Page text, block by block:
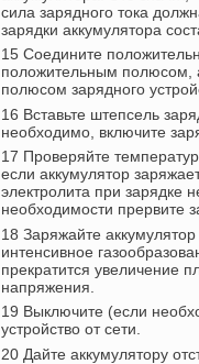
сила зарядного тока
зарядки аккумулятора
15 Соедините
положительным полюсом,
полюсом зарядного
16 Вставьте штепсель
необходимо, включите
17 Проверяйте
если аккумулятор
электролита при зарядке
необходимости прервите
18 Заряжайте
интенсивное
прекратится увеличение
напряжения.
19 Выключите (если
устройство от сети.
20 Дайте аккумулятору